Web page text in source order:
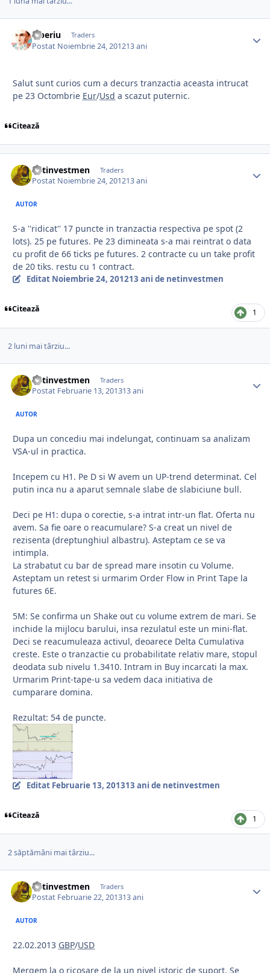
Tiberiu Traders
Postat Noiembrie 24, 201213 ani
Salut sunt curios cum a decurs tranzactia aceasta intrucat
pe 23 Octombrie Eur/Usd a scazut puternic.
Citează
netinvestmen Traders
Postat Noiembrie 24, 201213 ani
AUTOR
S-a ''ridicat'' 17 puncte in tranzactia respectiva pe spot (2
lots). 25 pe futures. Pe 23 dimineata s-a mai reintrat o data
cu profit de 66 ticks pe futures. 2 contracte cu un take profit
de 20 tiks. restu cu 1 contract.
Editat Noiembrie 24, 201213 ani de netinvestmen
Citează 1
2 luni mai târziu...
netinvestmen Traders
Postat Februarie 13, 201313 ani
AUTOR
Dupa un concediu mai indelungat, continuam sa analizam
VSA-ul in practica.
Incepem cu H1. Pe D si W avem un UP-trend determinat. Cel
putin inca nu a aparut semnale slabe de slabiciune bull.
Deci pe H1: dupa o corectie, s-a intrat intr-un flat. Oferta nu
avem. Sa fie oare o reacumulare? S-a creat un nivel de
rezisenta (dreptunghiul albastru). Asteptam ce se va
intimpla.
La strabatut cu bar de spread mare insotin cu Volume.
Asteptam un retest si urmarim Order Flow in Print Tape la
futures 6E.
5M: Se confirma un Shake out cu volume extrem de mari. Se
inchide la mijlocu barului, insa rezulatul este un mini-flat.
Deci se reacumuleaza activul, deoarece Delta Cumulativa
creste. Este o tranzactie cu probabilitate relativ mare, stopul
deodata sub nivelu 1.3410. Intram in Buy incarcati la max.
Urmarim Print-tape-u sa vedem daca initiativa de
cumparare domina.
Rezultat: 54 de puncte.
Editat Februarie 13, 201313 ani de netinvestmen
Citează 1
2 săptămâni mai târziu...
netinvestmen Traders
Postat Februarie 22, 201313 ani
AUTOR
22.02.2013 GBP/USD
Mergem la o ricoșare de la un nivel istoric de suport. Se